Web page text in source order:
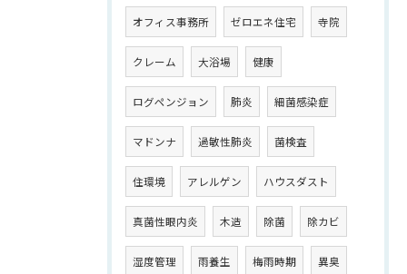
オフィス事務所 ゼロエネ住宅 寺院
クレーム 大浴場 健康
ログペンジョン 肺炎 細菌感染症
マドンナ 過敏性肺炎 菌検査
住環境 アレルゲン ハウスダスト
真菌性眼内炎 木造 除菌 除カビ
湿度管理 雨養生 梅雨時期 異臭